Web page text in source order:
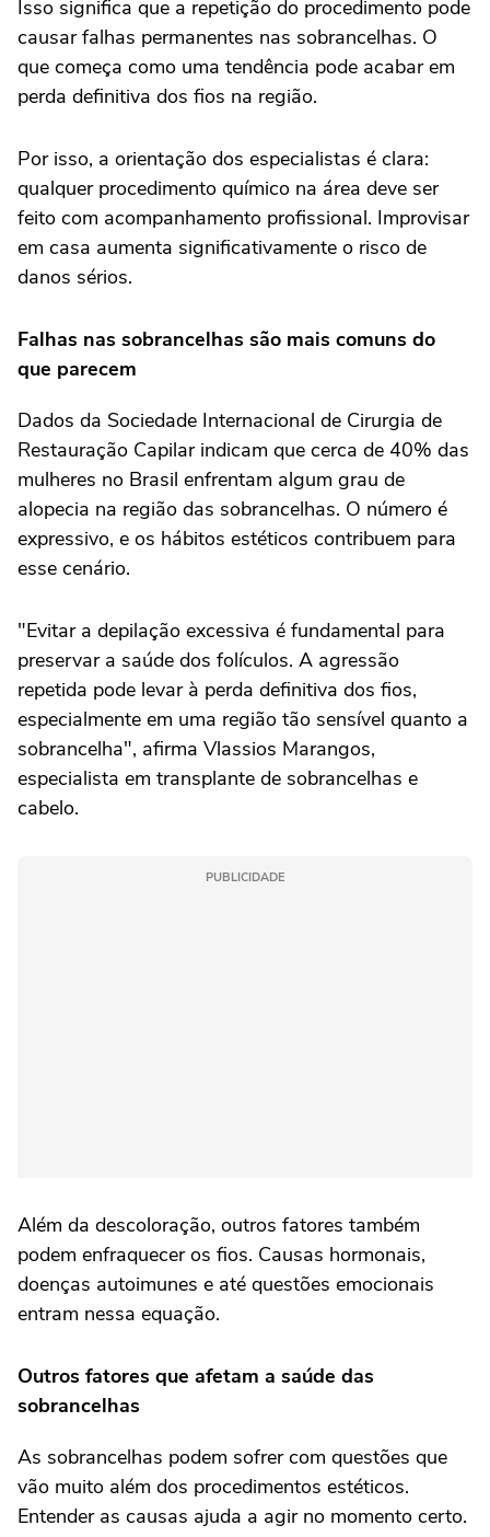
Isso significa que a repetição do procedimento pode
causar falhas permanentes nas sobrancelhas. O
que começa como uma tendência pode acabar em
perda definitiva dos fios na região.
Por isso, a orientação dos especialistas é clara:
qualquer procedimento químico na área deve ser
feito com acompanhamento profissional. Improvisar
em casa aumenta significativamente o risco de
danos sérios.
Falhas nas sobrancelhas são mais comuns do
que parecem
Dados da Sociedade Internacional de Cirurgia de
Restauração Capilar indicam que cerca de 40% das
mulheres no Brasil enfrentam algum grau de
alopecia na região das sobrancelhas. O número é
expressivo, e os hábitos estéticos contribuem para
esse cenário.
"Evitar a depilação excessiva é fundamental para
preservar a saúde dos folículos. A agressão
repetida pode levar à perda definitiva dos fios,
especialmente em uma região tão sensível quanto a
sobrancelha", afirma Vlassios Marangos,
especialista em transplante de sobrancelhas e
cabelo.
PUBLICIDADE
Além da descoloração, outros fatores também
podem enfraquecer os fios. Causas hormonais,
doenças autoimunes e até questões emocionais
entram nessa equação.
Outros fatores que afetam a saúde das
sobrancelhas
As sobrancelhas podem sofrer com questões que
vão muito além dos procedimentos estéticos.
Entender as causas ajuda a agir no momento certo.